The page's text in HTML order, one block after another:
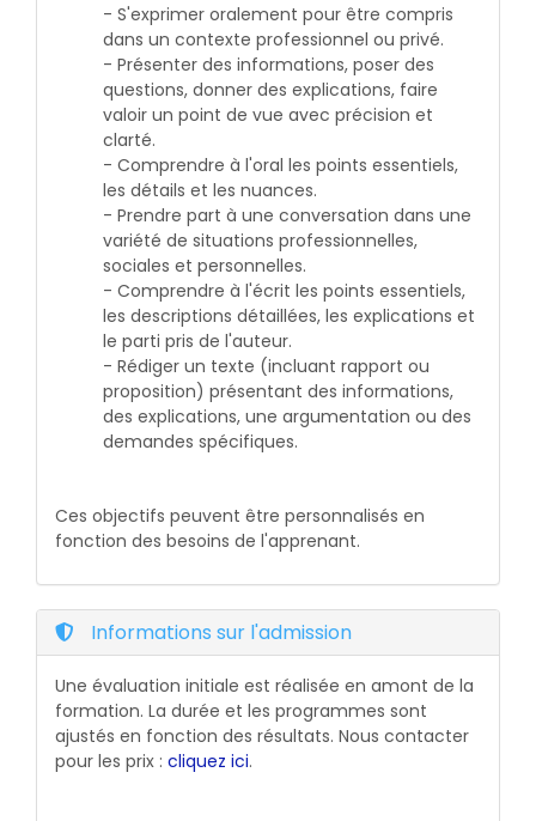
- S'exprimer oralement pour être compris
dans un contexte professionnel ou privé.
- Présenter des informations, poser des
questions, donner des explications, faire
valoir un point de vue avec précision et
clarté.
- Comprendre à l'oral les points essentiels,
les détails et les nuances.
- Prendre part à une conversation dans une
variété de situations professionnelles,
sociales et personnelles.
- Comprendre à l'écrit les points essentiels,
les descriptions détaillées, les explications et
le parti pris de l'auteur.
- Rédiger un texte (incluant rapport ou
proposition) présentant des informations,
des explications, une argumentation ou des
demandes spécifiques.
Ces objectifs peuvent être personnalisés en
fonction des besoins de l'apprenant.
Informations sur l'admission
Une évaluation initiale est réalisée en amont de la
formation. La durée et les programmes sont
ajustés en fonction des résultats. Nous contacter
pour les prix : cliquez ici.